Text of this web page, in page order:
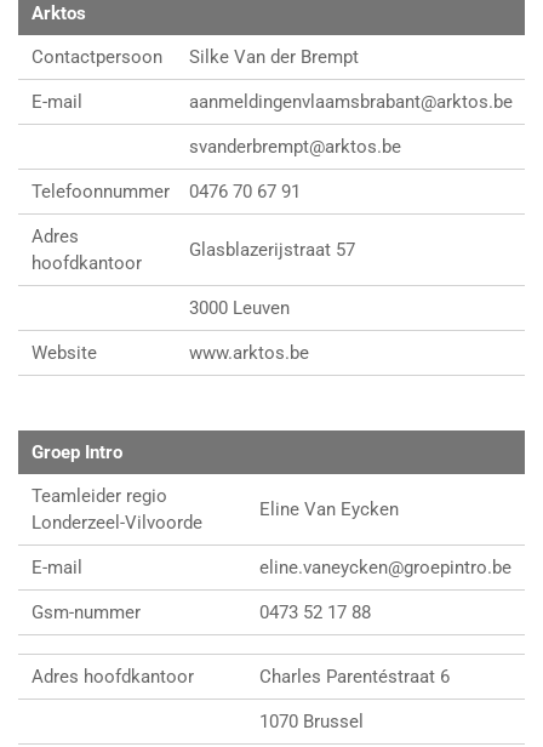
Arktos
Contactpersoon
Silke Van der Brempt
E-mail aanmeldingenvlaamsbrabant@arktos.be
svanderbrempt@arktos.be
Telefoonnummer 0476 70 67 91
Adres
hoofdkantoor
Glasblazerijstraat 57
3000 Leuven
Website www.arktos.be
Groep Intro
Teamleider regio
Londerzeel-Vilvoorde
Eline Van Eycken
E-mail eline.vaneycken@groepintro.be
Gsm-nummer 0473 52 17 88
Adres hoofdkantoor Charles Parentéstraat 6
1070 Brussel